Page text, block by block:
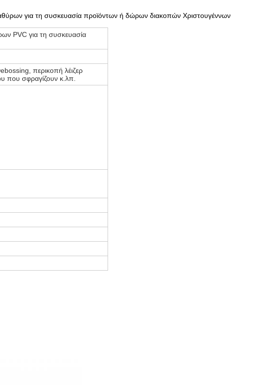
για τη συσκευασία προϊόντων ή δώρων διακοπών Χριστουγέννων
PVC για τη συσκευασία
περικοπή λέιζερ
που σφραγίζουν κ.λπ.